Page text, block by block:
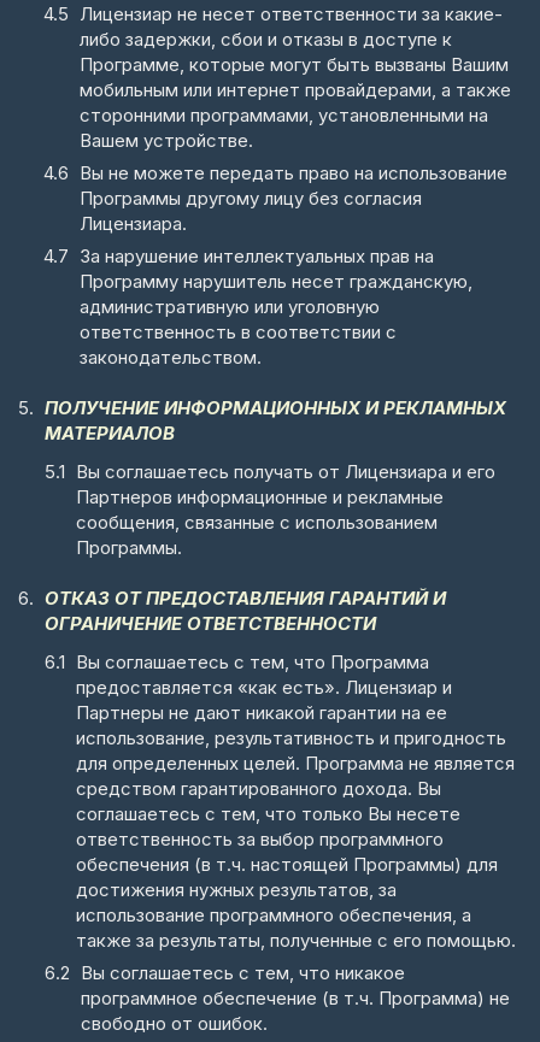
Лицензиар не несет ответственности за какие-
либо задержки, сбои и отказы в доступе к
Программе, которые могут быть вызваны Вашим
мобильным или интернет провайдерами, а также
сторонними программами, установленными на
Вашем устройстве.
Вы не можете передать право на использование
Программы другому лицу без согласия
Лицензиара.
За нарушение интеллектуальных прав на
Программу нарушитель несет гражданскую,
административную или уголовную
ответственность в соответствии с
законодательством.
ПОЛУЧЕНИЕ ИНФОРМАЦИОННЫХ И РЕКЛАМНЫХ
МАТЕРИАЛОВ
Вы соглашаетесь получать от Лицензиара и его
Партнеров информационные и рекламные
сообщения, связанные с использованием
Программы.
ОТКАЗ ОТ ПРЕДОСТАВЛЕНИЯ ГАРАНТИЙ И
ОГРАНИЧЕНИЕ ОТВЕТСТВЕННОСТИ
Вы соглашаетесь с тем, что Программа
предоставляется «как есть». Лицензиар и
Партнеры не дают никакой гарантии на ее
использование, результативность и пригодность
для определенных целей. Программа не является
средством гарантированного дохода. Вы
соглашаетесь с тем, что только Вы несете
ответственность за выбор программного
обеспечения (в т.ч. настоящей Программы) для
достижения нужных результатов, за
использование программного обеспечения, а
также за результаты, полученные с его помощью.
Вы соглашаетесь с тем, что никакое
программное обеспечение (в т.ч. Программа) не
свободно от ошибок.